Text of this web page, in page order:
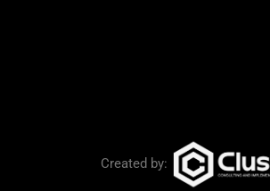
Created by: